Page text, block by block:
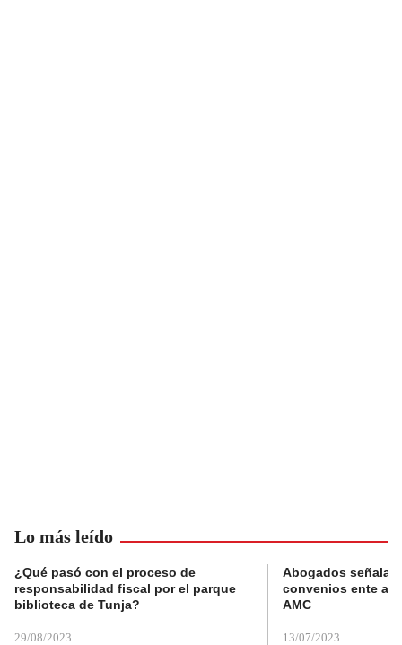
Lo más leído
¿Qué pasó con el proceso de
responsabilidad fiscal por el parque
biblioteca de Tunja?
29/08/2023
Abogados
convenios ente
AMC
13/07/2023